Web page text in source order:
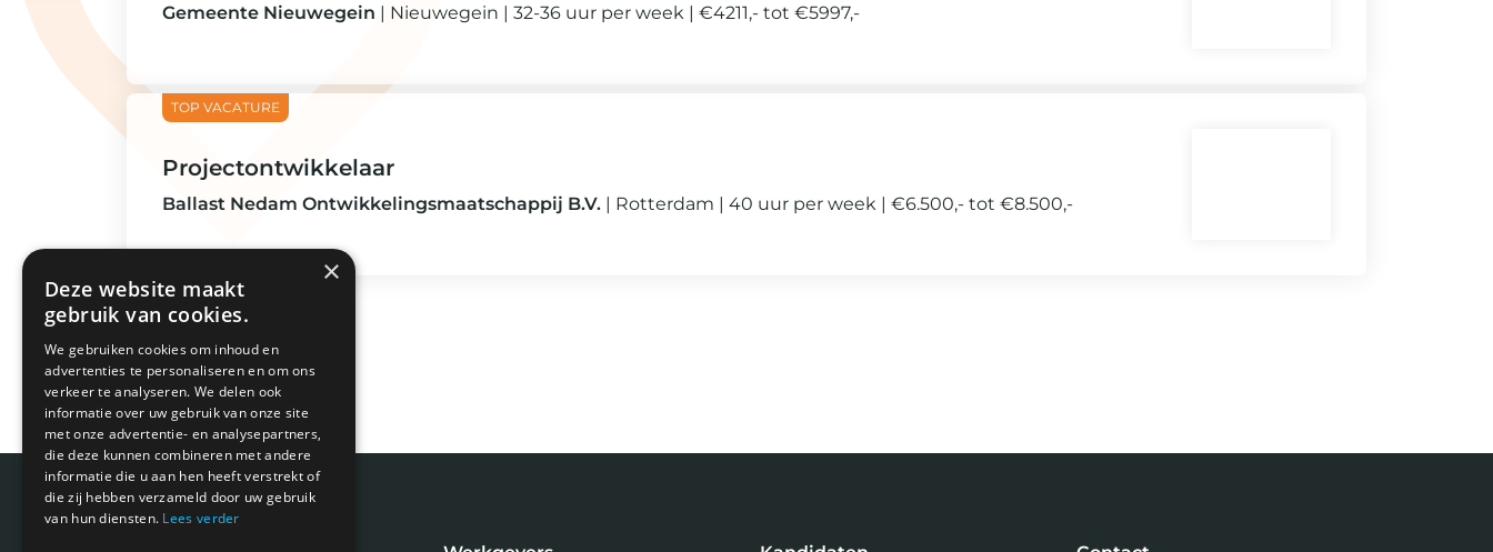
Gemeente Nieuwegein Nieuwegein 32-36 uur per week €4211,- tot €5997,-
Projectontwikkelaar
Ballast Nedam Ontwikkelingsmaatschappij B.V. Rotterdam 40 uur per week €6.500,- tot €8.500,-
×
Deze website maakt
gebruik van cookies.
We gebruiken cookies om inhoud en
advertenties te personaliseren en om ons
verkeer te analyseren. We delen ook
informatie over uw gebruik van onze site
met onze advertentie- en analysepartners,
die deze kunnen combineren met andere
informatie die u aan hen heeft verstrekt of
die zij hebben verzameld door uw gebruik
van hun diensten. Lees verder